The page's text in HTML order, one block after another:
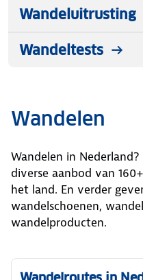
Wandeluitrusting
Wandeltests
Wandelen
Wandelen in
diverse aanbod van
het land. En verder
wandelschoenen,
wandelproducten.